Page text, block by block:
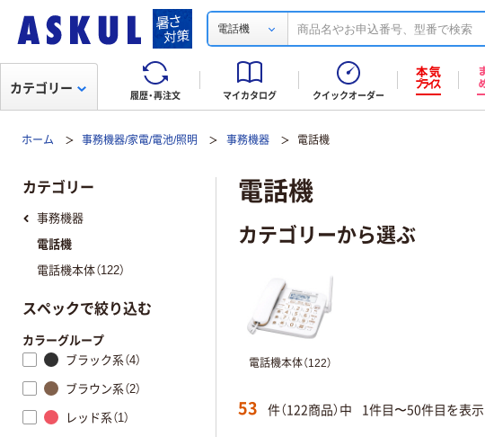
電話機
履歴・再注文 マイカタログ クイックオーダー
カテゴリー
ホーム 事務機器/家電/電池/照明 事務機器 電話機
電話機
カテゴリーから選ぶ
電話機本体（122）
53 件（122商品）中 1件目〜50件目を表示
カテゴリー
事務機器
電話機
電話機本体（122）
スペックで絞り込む
カラーグループ
ブラック系（4）
ブラウン系（2）
レッド系（1）